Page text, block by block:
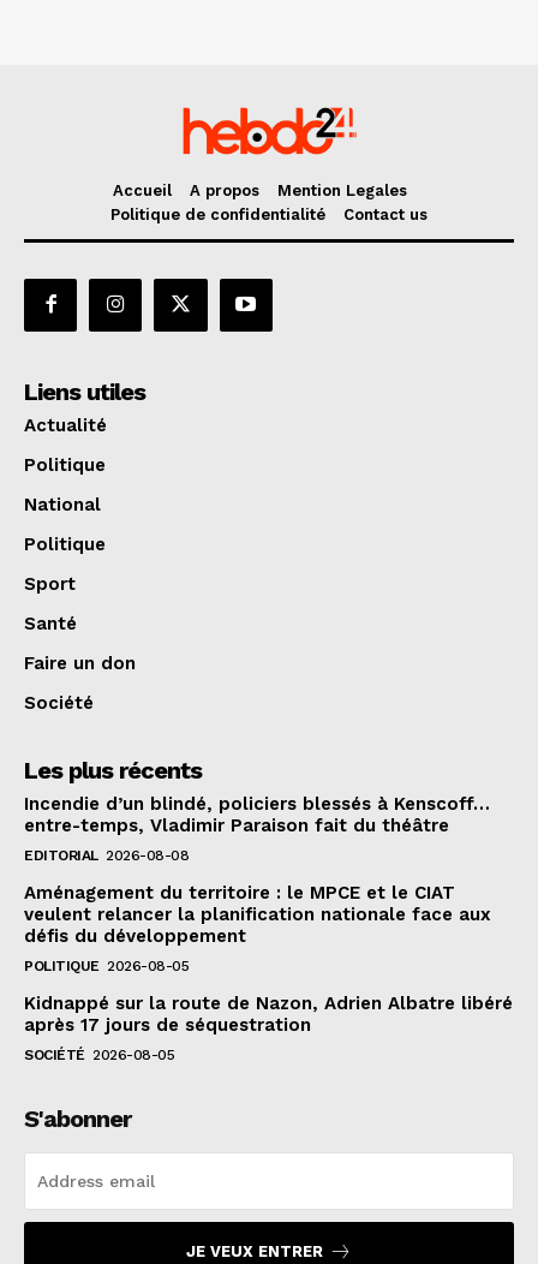
Accueil A propos
Mention Legales
Politique de confidentialité
Contact us
Liens utiles
Actualité
Politique
National
Politique
Sport
Santé
Faire un don
Société
Les plus récents
Incendie d’un blindé, policiers blessés à Kenscoff…
entre-temps, Vladimir Paraison fait du théâtre
EDITORIAL 2026-08-08
Aménagement du territoire : le MPCE et le CIAT
veulent relancer la planification nationale face aux
défis du développement
POLITIQUE 2026-08-05
Kidnappé sur la route de Nazon, Adrien Albatre libéré
après 17 jours de séquestration
SOCIÉTÉ 2026-08-05
S'abonner
JE VEUX ENTRER